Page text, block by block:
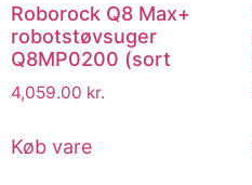
Roborock Q8 Max+
robotstøvsuger
Q8MP0200 (sort
4,059.00 kr.
Køb vare